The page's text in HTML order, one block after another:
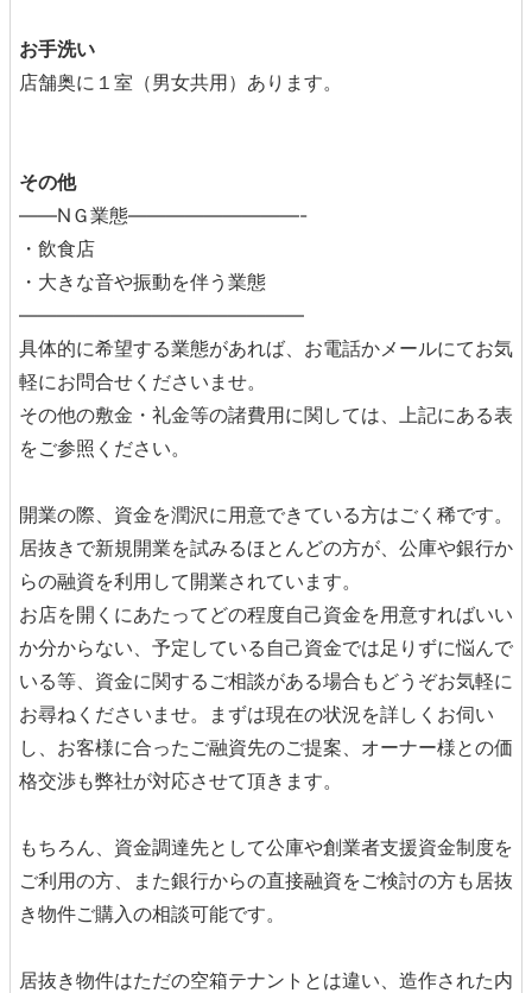
お手洗い
店舗奥に１室（男女共用）あります。
その他
――NＧ業態――――――――—-
・飲食店
・大きな音や振動を伴う業態
―――――――――—―――――
具体的に希望する業態があれば、お電話かメールにてお気
軽にお問合せくださいませ。
その他の敷金・礼金等の諸費用に関しては、上記にある表
をご参照ください。
開業の際、資金を潤沢に用意できている方はごく稀です。
居抜きで新規開業を試みるほとんどの方が、公庫や銀行か
らの融資を利用して開業されています。
お店を開くにあたってどの程度自己資金を用意すればいい
か分からない、予定している自己資金では足りずに悩んで
いる等、資金に関するご相談がある場合もどうぞお気軽に
お尋ねくださいませ。まずは現在の状況を詳しくお伺い
し、お客様に合ったご融資先のご提案、オーナー様との価
格交渉も弊社が対応させて頂きます。
もちろん、資金調達先として公庫や創業者支援資金制度を
ご利用の方、また銀行からの直接融資をご検討の方も居抜
き物件ご購入の相談可能です。
居抜き物件はただの空箱テナントとは違い、造作された内